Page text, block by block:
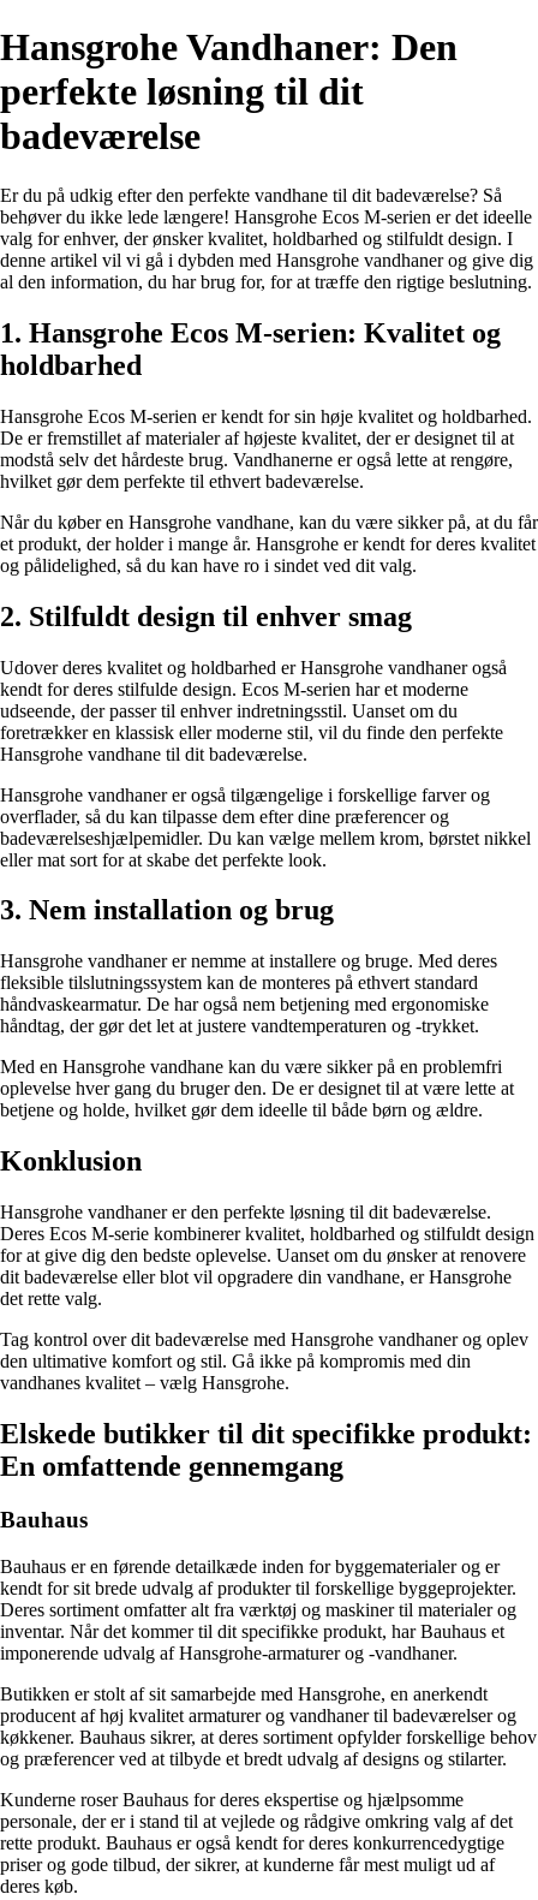
Hansgrohe Vandhaner: Den
perfekte løsning til dit
badeværelse
Er du på udkig efter den perfekte vandhane til dit badeværelse? Så
behøver du ikke lede længere! Hansgrohe Ecos M-serien er det ideelle
valg for enhver, der ønsker kvalitet, holdbarhed og stilfuldt design. I
denne artikel vil vi gå i dybden med Hansgrohe vandhaner og give dig
al den information, du har brug for, for at træffe den rigtige beslutning.
1. Hansgrohe Ecos M-serien: Kvalitet og
holdbarhed
Hansgrohe Ecos M-serien er kendt for sin høje kvalitet og holdbarhed.
De er fremstillet af materialer af højeste kvalitet, der er designet til at
modstå selv det hårdeste brug. Vandhanerne er også lette at rengøre,
hvilket gør dem perfekte til ethvert badeværelse.
Når du køber en Hansgrohe vandhane, kan du være sikker på, at du får
et produkt, der holder i mange år. Hansgrohe er kendt for deres kvalitet
og pålidelighed, så du kan have ro i sindet ved dit valg.
2. Stilfuldt design til enhver smag
Udover deres kvalitet og holdbarhed er Hansgrohe vandhaner også
kendt for deres stilfulde design. Ecos M-serien har et moderne
udseende, der passer til enhver indretningsstil. Uanset om du
foretrækker en klassisk eller moderne stil, vil du finde den perfekte
Hansgrohe vandhane til dit badeværelse.
Hansgrohe vandhaner er også tilgængelige i forskellige farver og
overflader, så du kan tilpasse dem efter dine præferencer og
badeværelseshjælpemidler. Du kan vælge mellem krom, børstet nikkel
eller mat sort for at skabe det perfekte look.
3. Nem installation og brug
Hansgrohe vandhaner er nemme at installere og bruge. Med deres
fleksible tilslutningssystem kan de monteres på ethvert standard
håndvaskearmatur. De har også nem betjening med ergonomiske
håndtag, der gør det let at justere vandtemperaturen og -trykket.
Med en Hansgrohe vandhane kan du være sikker på en problemfri
oplevelse hver gang du bruger den. De er designet til at være lette at
betjene og holde, hvilket gør dem ideelle til både børn og ældre.
Konklusion
Hansgrohe vandhaner er den perfekte løsning til dit badeværelse.
Deres Ecos M-serie kombinerer kvalitet, holdbarhed og stilfuldt design
for at give dig den bedste oplevelse. Uanset om du ønsker at renovere
dit badeværelse eller blot vil opgradere din vandhane, er Hansgrohe
det rette valg.
Tag kontrol over dit badeværelse med Hansgrohe vandhaner og oplev
den ultimative komfort og stil. Gå ikke på kompromis med din
vandhanes kvalitet – vælg Hansgrohe.
Elskede butikker til dit specifikke produkt:
En omfattende gennemgang
Bauhaus
Bauhaus er en førende detailkæde inden for byggematerialer og er
kendt for sit brede udvalg af produkter til forskellige byggeprojekter.
Deres sortiment omfatter alt fra værktøj og maskiner til materialer og
inventar. Når det kommer til dit specifikke produkt, har Bauhaus et
imponerende udvalg af Hansgrohe-armaturer og -vandhaner.
Butikken er stolt af sit samarbejde med Hansgrohe, en anerkendt
producent af høj kvalitet armaturer og vandhaner til badeværelser og
køkkener. Bauhaus sikrer, at deres sortiment opfylder forskellige behov
og præferencer ved at tilbyde et bredt udvalg af designs og stilarter.
Kunderne roser Bauhaus for deres ekspertise og hjælpsomme
personale, der er i stand til at vejlede og rådgive omkring valg af det
rette produkt. Bauhaus er også kendt for deres konkurrencedygtige
priser og gode tilbud, der sikrer, at kunderne får mest muligt ud af
deres køb.